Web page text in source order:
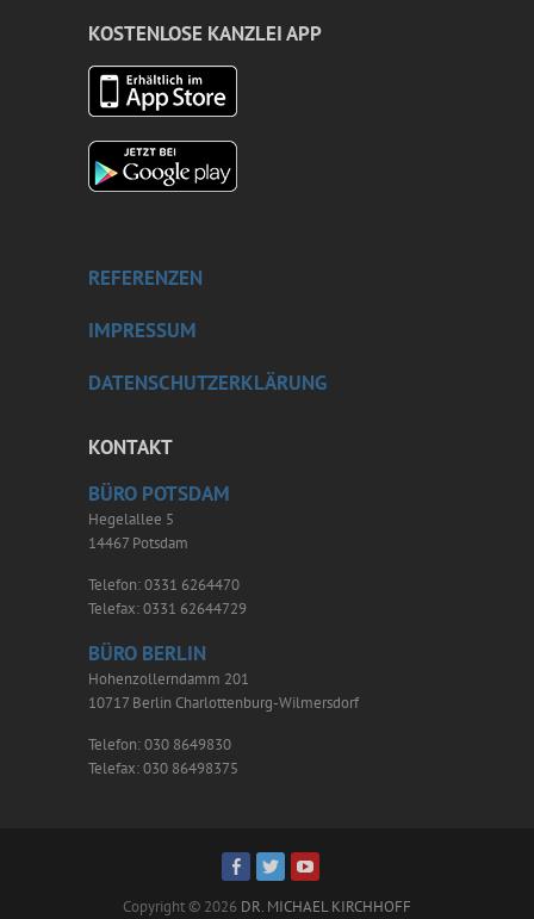
KOSTENLOSE KANZLEI APP
REFERENZEN
IMPRESSUM
DATENSCHUTZERKLÄRUNG
KONTAKT
BÜRO POTSDAM
Hegelallee 5
14467 Potsdam
Telefon: 0331 6264470
Telefax: 0331 62644729
BÜRO BERLIN
Hohenzollerndamm 201
10717 Berlin Charlottenburg-Wilmersdorf
Telefon: 030 8649830
Telefax: 030 86498375
Copyright © 2026 DR. MICHAEL KIRCHHOFF